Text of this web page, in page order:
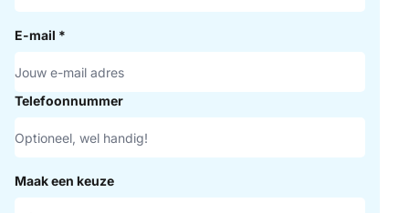
E-mail *
Telefoonnummer
Maak een keuze